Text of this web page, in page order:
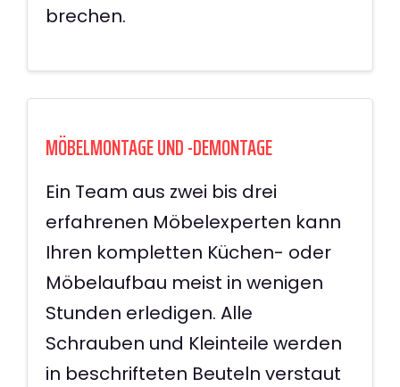
brechen.
MÖBELMONTAGE UND -DEMONTAGE
Ein Team aus zwei bis drei
erfahrenen Möbelexperten kann
Ihren kompletten Küchen- oder
Möbelaufbau meist in wenigen
Stunden erledigen. Alle
Schrauben und Kleinteile werden
in beschrifteten Beuteln verstaut